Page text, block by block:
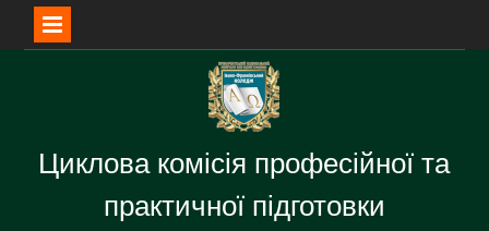
Циклова комісія професійної та
практичної підготовки